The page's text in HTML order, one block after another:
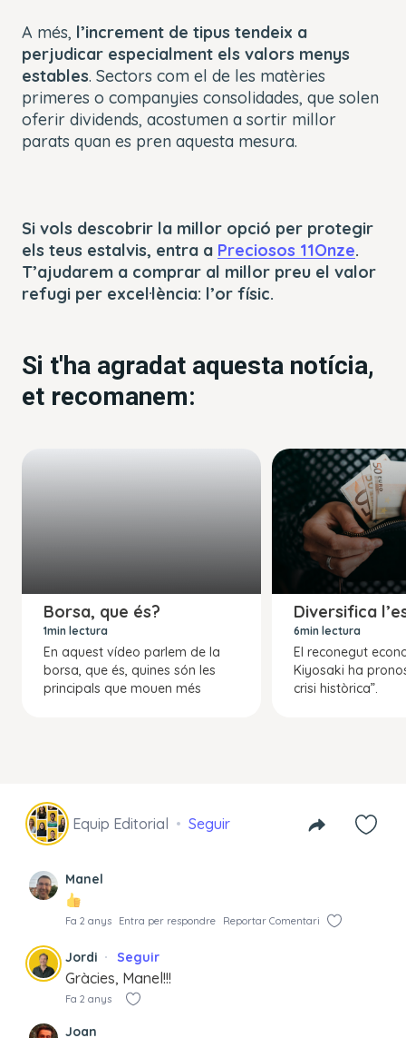
A més, l’increment de tipus tendeix a
perjudicar especialment els valors menys
estables. Sectors com el de les matèries
primeres o companyies consolidades, que solen
oferir dividends, acostumen a sortir millor
parats quan es pren aquesta mesura.
Si vols descobrir la millor opció per protegir
els teus estalvis, entra a Preciosos 11Onze.
T’ajudarem a comprar al millor preu el valor
refugi per excel·lència: l’or físic.
Si t'ha agradat aquesta notícia,
et recomanem:
Borsa, que és?
1min lectura
En aquest vídeo parlem de la
borsa, que és, quines són les
principals que mouen més
Diversifica
6min lectura
El reconegut
Kiyosaki ha
crisi històrica”.
Equip Editorial Seguir
Manel
Fa 2 anys Entra per respondre Reportar Comentari
Jordi Seguir
Gràcies, Manel!!!
Fa 2 anys
Joan